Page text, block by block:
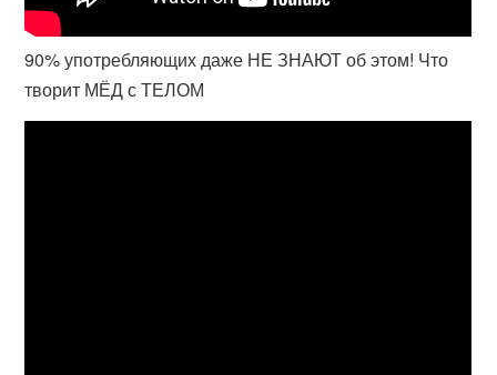
90% употребляющих даже НЕ ЗНАЮТ об этом! Что
творит МЁД с ТЕЛОМ